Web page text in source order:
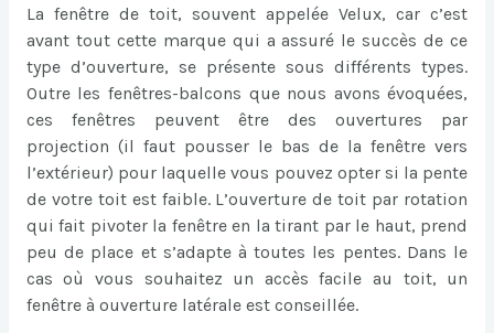
La fenêtre de toit, souvent appelée Velux, car c’est
avant tout cette marque qui a assuré le succès de ce
type d’ouverture, se présente sous différents types.
Outre les fenêtres-balcons que nous avons évoquées,
ces fenêtres peuvent être des ouvertures par
projection (il faut pousser le bas de la fenêtre vers
l’extérieur) pour laquelle vous pouvez opter si la pente
de votre toit est faible. L’ouverture de toit par rotation
qui fait pivoter la fenêtre en la tirant par le haut, prend
peu de place et s’adapte à toutes les pentes. Dans le
cas où vous souhaitez un accès facile au toit, un
fenêtre à ouverture latérale est conseillée.